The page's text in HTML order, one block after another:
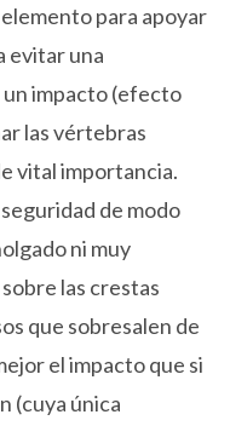
para apoyar
evitar una
impacto (efecto
las vértebras
vital importancia.
de modo
ni muy
las crestas
que sobresalen de
el impacto que si
(cuya única